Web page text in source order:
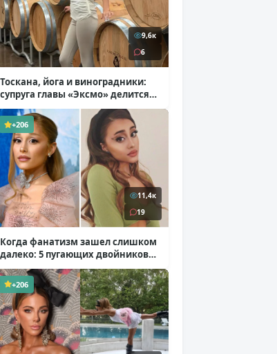
9,6к
6
Тоскана, йога и виноградники:
супруга главы «Эксмо» делится
кадрами из Италии( 14 фото )
+206
11,4к
19
Когда фанатизм зашел слишком
далеко: 5 пугающих двойников
звезд( 10 фото )
+206